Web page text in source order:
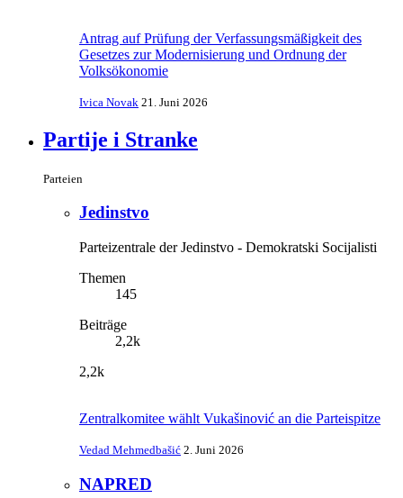
Antrag auf Prüfung der Verfassungsmäßigkeit des
Gesetzes zur Modernisierung und Ordnung der
Volksökonomie
Ivica Novak 21. Juni 2026
Partije i Stranke
Parteien
Jedinstvo
Parteizentrale der Jedinstvo - Demokratski Socijalisti
Themen
145
Beiträge
2,2k
2,2k
Zentralkomitee wählt Vukašinović an die Parteispitze
Vedad Mehmedbašić 2. Juni 2026
NAPRED